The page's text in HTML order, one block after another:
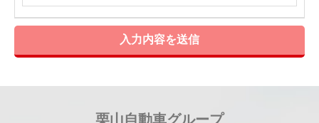
入力内容を送信
栗山自動車グループ